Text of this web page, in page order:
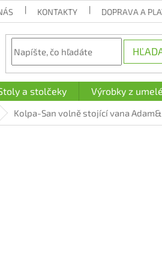
KONTAKTY DOPRAVA A
a stolčeky Výrobky z
Kolpa-San volně stojící vana